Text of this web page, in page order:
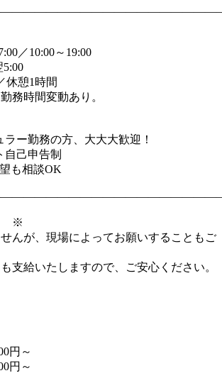
／10:00～19:00
休憩1時間
務時間変動あり。
ー勤務の方、大大大歓迎！
自己申告制
も相談OK
※
んが、現場によってお願いすることもご
支給いたしますので、ご安心ください。
円～
円～